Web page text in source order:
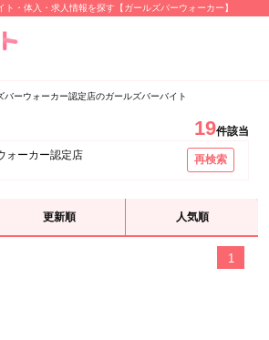
・体入・求人情報を探す【ガールズバーウォーカー】
バーウォーカー認定店のガールズバーバイト
19件該当
ォーカー認定店 再検索
更新順 人気順
1